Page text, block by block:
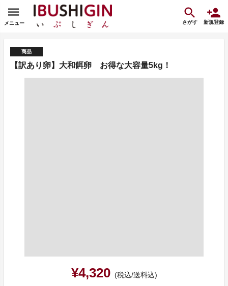
メニュー さがす 新規登録
商品
【訳あり卵】大和餌卵 お得な大容量5kg！
¥4,320 (税込/送料込)